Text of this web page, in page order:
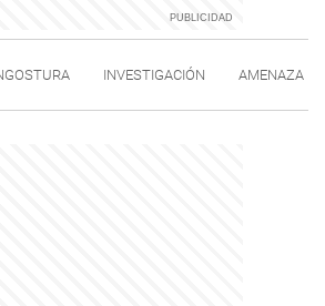
INVESTIGACIÓN AMENAZA